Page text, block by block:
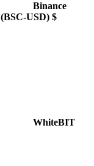
Binance
(BSC-USD) $
WhiteBIT